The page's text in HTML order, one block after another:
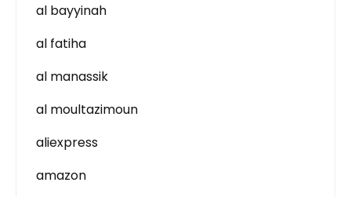
al bayyinah
al fatiha
al manassik
al moultazimoun
aliexpress
amazon